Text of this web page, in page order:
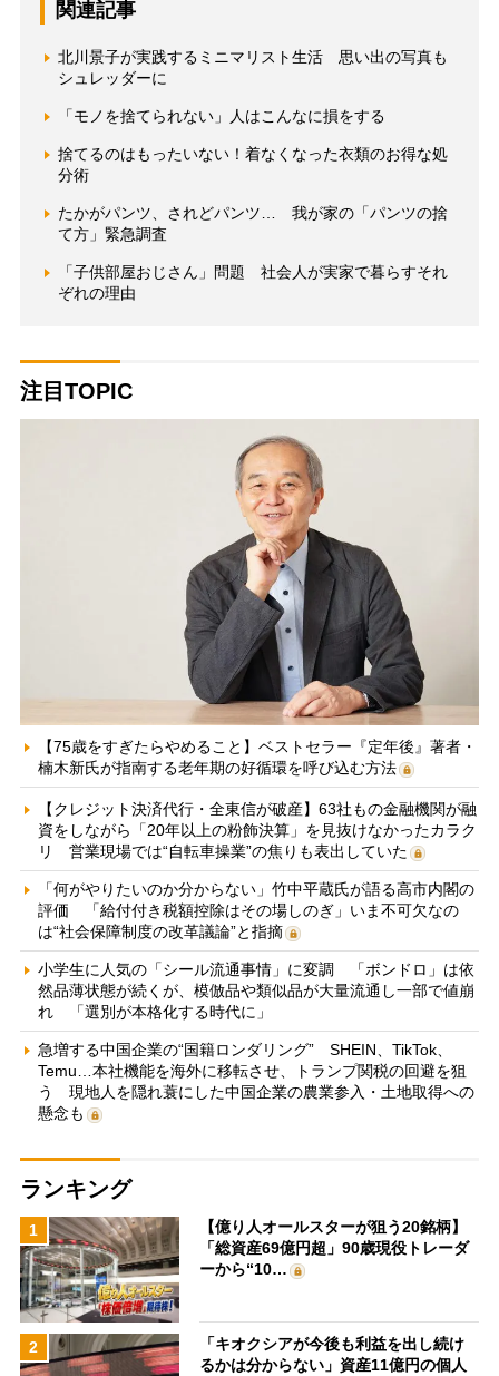
関連記事
北川景子が実践するミニマリスト生活 思い出の写真も
シュレッダーに
「モノを捨てられない」人はこんなに損をする
捨てるのはもったいない！着なくなった衣類のお得な処
分術
たかがパンツ、されどパンツ… 我が家の「パンツの捨
て方」緊急調査
「子供部屋おじさん」問題 社会人が実家で暮らすそれ
ぞれの理由
注目TOPIC
【75歳をすぎたらやめること】ベストセラー『定年後』著者・
楠木新氏が指南する老年期の好循環を呼び込む方法
【クレジット決済代行・全東信が破産】63社もの金融機関が融
資をしながら「20年以上の粉飾決算」を見抜けなかったカラク
リ 営業現場では“自転車操業”の焦りも表出していた
「何がやりたいのか分からない」竹中平蔵氏が語る高市内閣の
評価 「給付付き税額控除はその場しのぎ」いま不可欠なの
は“社会保障制度の改革議論”と指摘
小学生に人気の「シール流通事情」に変調 「ボンドロ」は依
然品薄状態が続くが、模倣品や類似品が大量流通し一部で値崩
れ 「選別が本格化する時代に」
急増する中国企業の“国籍ロンダリング” SHEIN、TikTok、
Temu…本社機能を海外に移転させ、トランプ関税の回避を狙
う 現地人を隠れ蓑にした中国企業の農業参入・土地取得への
懸念も
ランキング
1
【億り人オールスターが狙う20銘柄】
「総資産69億円超」90歳現役トレーダ
ーから“10…
2
「キオクシアが今後も利益を出し続け
るかは分からない」資産11億円の個人